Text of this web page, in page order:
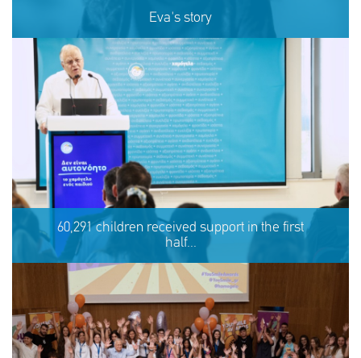
Eva's story
Eva's story
REACT
60,291 children received support in the first
half...